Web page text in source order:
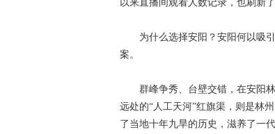
以来直播间观看人数记录，也刷新
为什么选择安阳？安阳何以吸引
案。
群峰争秀、台壁交错，在安阳林
远处的“人工天河”红旗渠，则是林
了当地十年九旱的历史，滋养了一代